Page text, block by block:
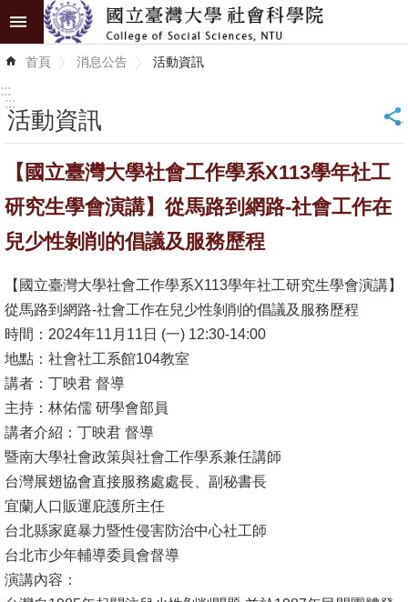
跳到主要內容區塊
進
階
識
學
術
單
位
研
究
消
息
公
告
國
際
首頁 消息公告 活動資訊
:::
:::
活動資訊 _
【國立臺灣大學社會工作學系X113學年社工
研究生學會演講】從馬路到網路-社會工作在
兒少性剝削的倡議及服務歷程
【國立臺灣大學社會工作學系X113學年社工研究生學會演講】
從馬路到網路-社會工作在兒少性剝削的倡議及服務歷程
時間：2024年11月11日 (一) 12:30-14:00
地點：社會社工系館104教室
講者：丁映君 督導
主持：林佑儒 研學會部員
講者介紹：丁映君 督導
暨南大學社會政策與社會工作學系兼任講師
台灣展翅協會直接服務處處長、副秘書長
宜蘭人口販運庇護所主任
台北縣家庭暴力暨性侵害防治中心社工師
台北市少年輔導委員會督導
演講內容：